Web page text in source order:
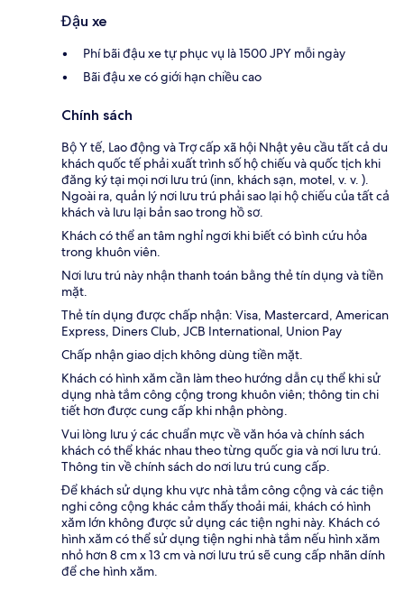
Đậu xe
Phí bãi đậu xe tự phục vụ là 1500 JPY mỗi ngày
Bãi đậu xe có giới hạn chiều cao
Chính sách
Bộ Y tế, Lao động và Trợ cấp xã hội Nhật yêu cầu tất cả du
khách quốc tế phải xuất trình số hộ chiếu và quốc tịch khi
đăng ký tại mọi nơi lưu trú (inn, khách sạn, motel, v. v. ).
Ngoài ra, quản lý nơi lưu trú phải sao lại hộ chiếu của tất cả
khách và lưu lại bản sao trong hồ sơ.
Khách có thể an tâm nghỉ ngơi khi biết có bình cứu hỏa
trong khuôn viên.
Nơi lưu trú này nhận thanh toán bằng thẻ tín dụng và tiền
mặt.
Thẻ tín dụng được chấp nhận: Visa, Mastercard, American
Express, Diners Club, JCB International, Union Pay
Chấp nhận giao dịch không dùng tiền mặt.
Khách có hình xăm cần làm theo hướng dẫn cụ thể khi sử
dụng nhà tắm công cộng trong khuôn viên; thông tin chi
tiết hơn được cung cấp khi nhận phòng.
Vui lòng lưu ý các chuẩn mực về văn hóa và chính sách
khách có thể khác nhau theo từng quốc gia và nơi lưu trú.
Thông tin về chính sách do nơi lưu trú cung cấp.
Để khách sử dụng khu vực nhà tắm công cộng và các tiện
nghi công cộng khác cảm thấy thoải mái, khách có hình
xăm lớn không được sử dụng các tiện nghi này. Khách có
hình xăm có thể sử dụng tiện nghi nhà tắm nếu hình xăm
nhỏ hơn 8 cm x 13 cm và nơi lưu trú sẽ cung cấp nhãn dính
để che hình xăm.